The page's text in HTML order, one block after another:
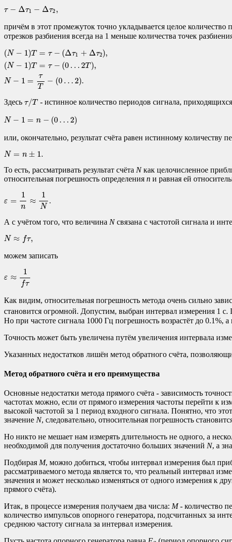
τ − Δτ1 − Δτ2,
Δ 2
причём в этот промежуток точно укладывается целое количество
отрезков разбиения всегда на 1 меньше количества точек
(N − 1)T = τ − (Δτ1 + Δτ2),
(N − 1)T = τ − (0 … 2T ),
N − 1 =
τ
T
− (0 … 2).
Здесь τ/T
T - истинное количество периодов сигнала,
N − 1 = n − (0 … 2)
N− …
или, окончательно, результат счёта равен истинному количеству
N = n ± 1.
N n± 1.
То есть, рассматривать результат счёта Nкак целочисленное
относительная погрешность определения n и равная ей
ε =
1
n
≈
1
N
.
1n .
А с учётом того, что величина Nсвязана с частотой сигнала и
N ≈ fτ,
N τ,
можем записать
ε ≈
1
fτ
τ
Как видим, относительная погрешность метода очень сильно
становится огромной. Допустим, выбран интервал измерения 1
Но при частоте сигнала 1000 Гц погрешность возрастёт до 0.1%,
Точность может быть увеличена путём увеличения интервала
Указанных недостатков лишён метод обратного счёта,
Метод обратного счёта и его преимущества
Основные недостатки метода прямого счёта - зависимость
частотах можно, если от прямого измерения частоты перейти к
высокой частотой за 1 период входного сигнала. Понятно, что
значение N, следовательно, относительная погрешность
Но никто не мешает нам измерять длительность не одного, а
необходимой для получения достаточно больших значений N, а
Подбирая M, можно добиться, чтобы интервал измерения был
рассматриваемого метода является то, что реальный интервал
значения и может несколько изменяться от одного измерения к
прямого счёта).
Итак, в процессе измерения получаем два числа: M- количество
количество импульсов опорного генератора, подсчитанных за
среднюю частоту сигнала за интервал измерения.